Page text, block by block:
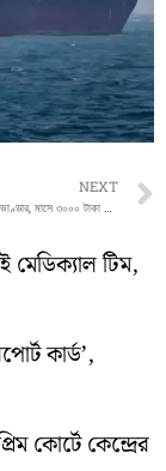
NEXT
১ জুন থেকে চালু অন্নপূর্ণা ভাণ্ডার, মাসে ৩০০০ টাকা পাবেন রাজ্যের মহিলারা
মেডিক্যাল টিম,
কার্ড’,
কোর্টে কেন্দ্রের